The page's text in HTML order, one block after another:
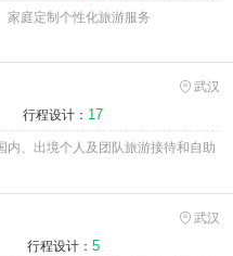
家庭定制个性化旅游服务
武汉
行程设计： 17
内、出境个人及团队旅游接待和自助
武汉
行程设计： 5